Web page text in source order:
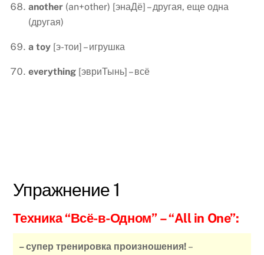
another (an+other) [энаДё] – другая, еще одна
(другая)
a toy [э-тои] – игрушка
everything [эвриТынь] – всё
Упражнение 1
Техника “Всё-в-Одном”– “All in One”:
– супер тренировка произношения! –